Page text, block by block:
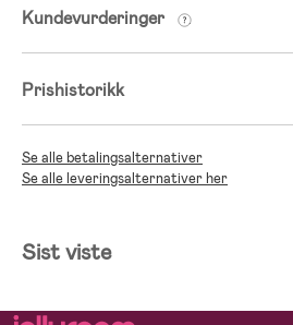
Kundevurderinger
Prishistorikk
Se alle betalingsalternativer
Se alle leveringsalternativer her
Sist viste